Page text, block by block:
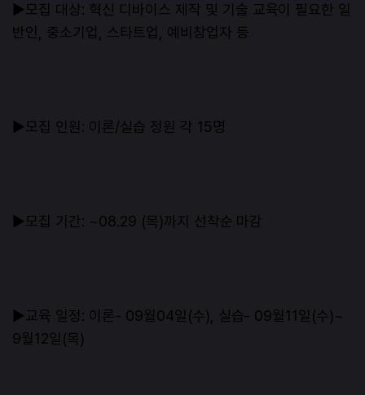
▶모집 대상: 혁신 디바이스 제작 및 기술 교육이 필요한 일
반인, 중소기업, 스타트업, 예비창업자 등
▶모집 인원: 이론/실습 정원 각 15명
▶모집 기간: ~08.29 (목)까지 선착순 마감
▶교육 일정: 이론- 09월04일(수), 실습- 09월11일(수)~
9월12일(목)